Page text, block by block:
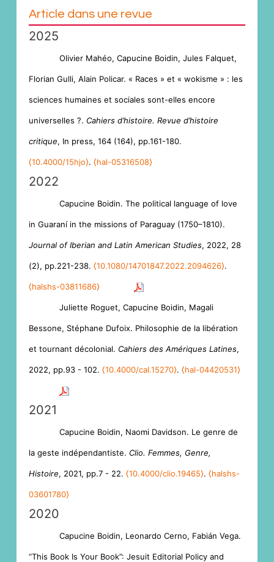
Article dans une revue
2025
Olivier Mahéo, Capucine Boidin, Jules Falquet,
Florian Gulli, Alain Policar. « Races » et « wokisme » : les
sciences humaines et sociales sont-elles encore
universelles ?. Cahiers d’histoire. Revue d’histoire
critique, In press, 164 (164), pp.161-180.
⟨10.4000/15hjo⟩. ⟨hal-05316508⟩
2022
Capucine Boidin. The political language of love
in Guaraní in the missions of Paraguay (1750–1810).
Journal of Iberian and Latin American Studies, 2022, 28
(2), pp.221-238. ⟨10.1080/14701847.2022.2094626⟩.
⟨halshs-03811686⟩
Juliette Roguet, Capucine Boidin, Magali
Bessone, Stéphane Dufoix. Philosophie de la libération
et tournant décolonial. Cahiers des Amériques Latines,
2022, pp.93 - 102. ⟨10.4000/cal.15270⟩. ⟨hal-04420531⟩
2021
Capucine Boidin, Naomi Davidson. Le genre de
la geste indépendantiste. Clio. Femmes, Genre,
Histoire, 2021, pp.7 - 22. ⟨10.4000/clio.19465⟩. ⟨halshs-
03601780⟩
2020
Capucine Boidin, Leonardo Cerno, Fabián Vega.
“This Book Is Your Book”: Jesuit Editorial Policy and